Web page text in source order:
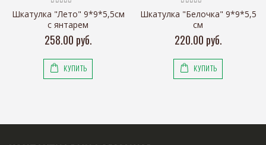
Шкатулка "Лето" 9*9*5,5см
с янтарем
258.00 руб.
КУПИТЬ
Шкатулка "Белочка" 9*9*5,5
см
220.00 руб.
КУПИТЬ